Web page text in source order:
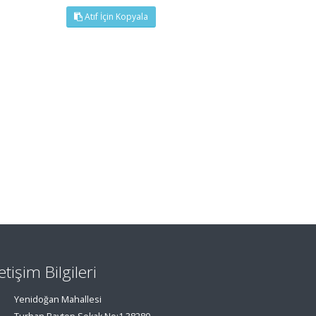
Atıf İçin Kopyala
Bilgileri
Yenidoğan Mahallesi